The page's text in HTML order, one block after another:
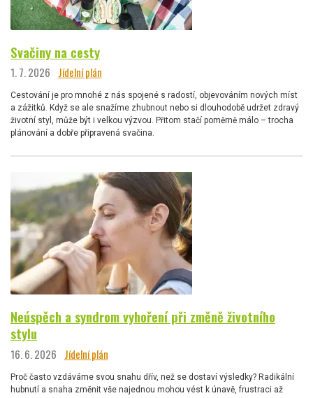
Svačiny na cesty
1. 7. 2026 Jídelní plán
Cestování je pro mnohé z nás spojené s radostí, objevováním nových míst
a zážitků. Když se ale snažíme zhubnout nebo si dlouhodobě udržet zdravý
životní styl, může být i velkou výzvou. Přitom stačí poměrně málo – trocha
plánování a dobře připravená svačina.
Neúspěch a syndrom vyhoření při změně životního
stylu
16. 6. 2026 Jídelní plán
Proč často vzdáváme svou snahu dřív, než se dostaví výsledky? Radikální
hubnutí a snaha změnit vše najednou mohou vést k únavě, frustraci až